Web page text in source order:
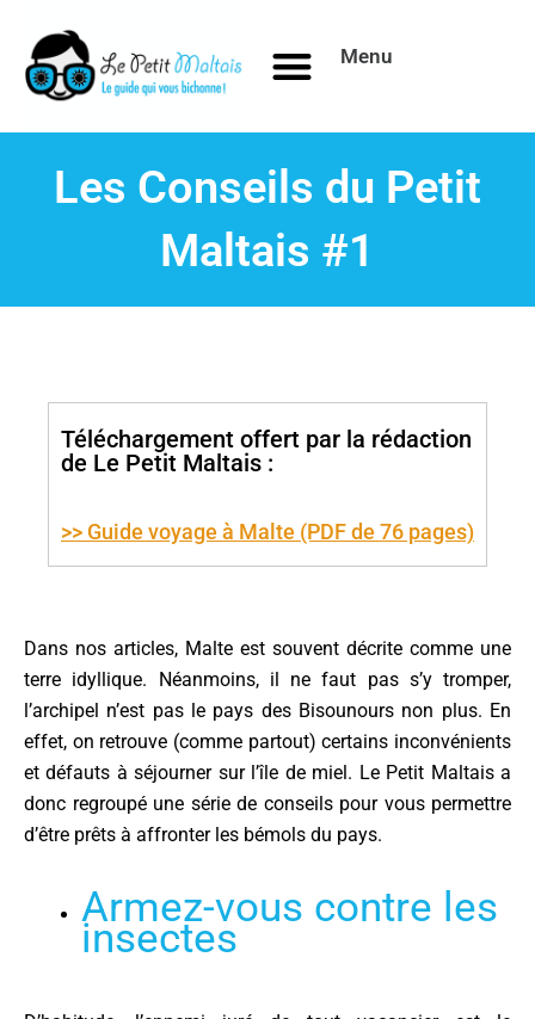
contenu
Menu
Les Conseils du Petit
Maltais #1
Téléchargement offert par la rédaction
de Le Petit Maltais :
>> Guide voyage à Malte (PDF de 76 pages)
Dans nos articles, Malte est souvent décrite comme une
terre idyllique. Néanmoins, il ne faut pas s’y tromper,
l’archipel n’est pas le pays des Bisounours non plus. En
effet, on retrouve (comme partout) certains inconvénients
et défauts à séjourner sur l’île de miel. Le Petit Maltais a
donc regroupé une série de conseils pour vous permettre
d’être prêts à affronter les bémols du pays.
Armez-vous contre les
insectes